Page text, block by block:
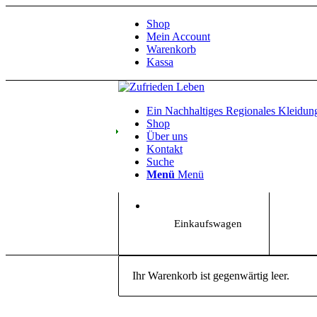
Shop
Mein Account
Warenkorb
Kassa
Ein Nachhaltiges Regionales
Shop
Über uns
Kontakt
Suche
Menü Menü
Einkaufswagen
Ihr Warenkorb ist gegenwärtig leer.